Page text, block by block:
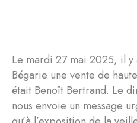
Le mardi 27 mai 2025, il y
Bégarie une vente de
était Benoît Bertrand. Le
nous envoie un message